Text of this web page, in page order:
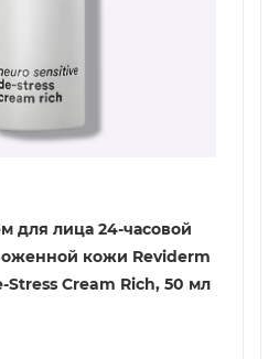
для лица 24-часовой
кожи Reviderm
Stress Cream Rich, 50 мл